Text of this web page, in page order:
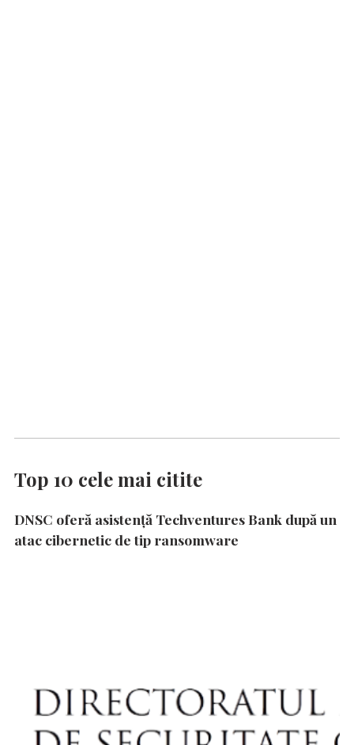
Top 10 cele mai citite
DNSC oferă asistență Techventures Bank după un
atac cibernetic de tip ransomware